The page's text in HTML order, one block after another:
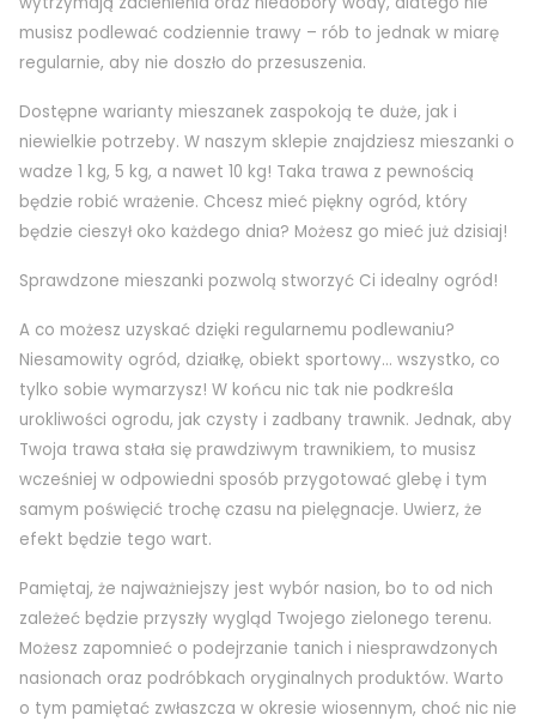
musisz podlewać codziennie trawy – rób to jednak w miarę
regularnie, aby nie doszło do przesuszenia.
Dostępne warianty mieszanek zaspokoją te duże, jak i
niewielkie potrzeby. W naszym sklepie znajdziesz mieszanki o
wadze 1 kg, 5 kg, a nawet 10 kg! Taka trawa z pewnością
będzie robić wrażenie. Chcesz mieć piękny ogród, który
będzie cieszył oko każdego dnia? Możesz go mieć już dzisiaj!
Sprawdzone mieszanki pozwolą stworzyć Ci idealny ogród!
A co możesz uzyskać dzięki regularnemu podlewaniu?
Niesamowity ogród, działkę, obiekt sportowy… wszystko, co
tylko sobie wymarzysz! W końcu nic tak nie podkreśla
urokliwości ogrodu, jak czysty i zadbany trawnik. Jednak, aby
Twoja trawa stała się prawdziwym trawnikiem, to musisz
wcześniej w odpowiedni sposób przygotować glebę i tym
samym poświęcić trochę czasu na pielęgnacje. Uwierz, że
efekt będzie tego wart.
Pamiętaj, że najważniejszy jest wybór nasion, bo to od nich
zależeć będzie przyszły wygląd Twojego zielonego terenu.
Możesz zapomnieć o podejrzanie tanich i niesprawdzonych
nasionach oraz podróbkach oryginalnych produktów. Warto
o tym pamiętać zwłaszcza w okresie wiosennym, choć nic nie